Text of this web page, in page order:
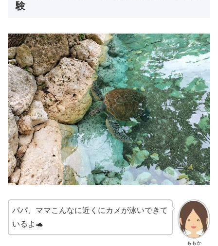
験
ももか
パパ、ママこんなに近くにカメが泳いできて
いるよ🐢